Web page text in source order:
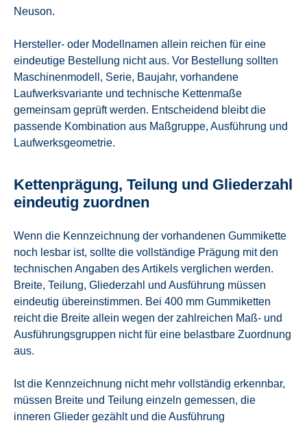
Neuson.
Hersteller- oder Modellnamen allein reichen für eine
eindeutige Bestellung nicht aus. Vor Bestellung sollten
Maschinenmodell, Serie, Baujahr, vorhandene
Laufwerksvariante und technische Kettenmaße
gemeinsam geprüft werden. Entscheidend bleibt die
passende Kombination aus Maßgruppe, Ausführung und
Laufwerksgeometrie.
Kettenprägung, Teilung und Gliederzahl
eindeutig zuordnen
Wenn die Kennzeichnung der vorhandenen Gummikette
noch lesbar ist, sollte die vollständige Prägung mit den
technischen Angaben des Artikels verglichen werden.
Breite, Teilung, Gliederzahl und Ausführung müssen
eindeutig übereinstimmen. Bei 400 mm Gummiketten
reicht die Breite allein wegen der zahlreichen Maß- und
Ausführungsgruppen nicht für eine belastbare Zuordnung
aus.
Ist die Kennzeichnung nicht mehr vollständig erkennbar,
müssen Breite und Teilung einzeln gemessen, die
inneren Glieder gezählt und die Ausführung